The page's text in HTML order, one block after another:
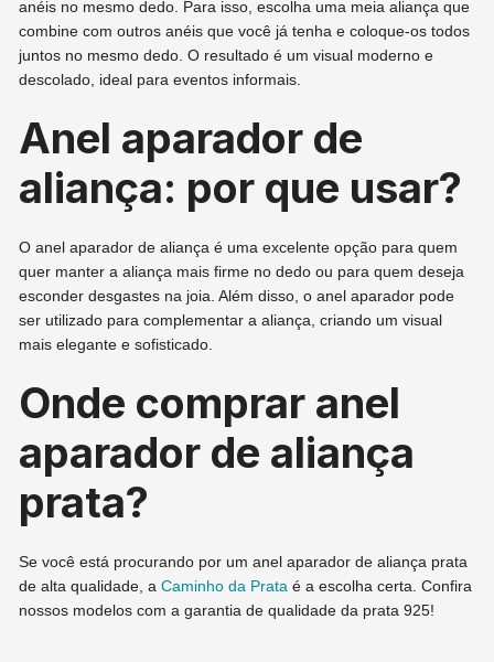
anéis no mesmo dedo. Para isso, escolha uma meia aliança que
combine com outros anéis que você já tenha e coloque-os todos
juntos no mesmo dedo. O resultado é um visual moderno e
descolado, ideal para eventos informais.
Anel aparador de
aliança: por que usar?
O anel aparador de aliança é uma excelente opção para quem
quer manter a aliança mais firme no dedo ou para quem deseja
esconder desgastes na joia. Além disso, o anel aparador pode
ser utilizado para complementar a aliança, criando um visual
mais elegante e sofisticado.
Onde comprar anel
aparador de aliança
prata?
Se você está procurando por um anel aparador de aliança prata
de alta qualidade, aCaminho da Prata é a escolha certa. Confira
nossos modelos com a garantia de qualidade da prata 925!